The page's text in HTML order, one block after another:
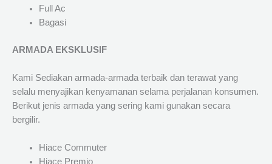
Full Ac
Bagasi
ARMADA EKSKLUSIF
Kami Sediakan armada-armada terbaik dan terawat yang
selalu menyajikan kenyamanan selama perjalanan konsumen.
Berikut jenis armada yang sering kami gunakan secara
bergilir.
Hiace Commuter
Hiace Premio